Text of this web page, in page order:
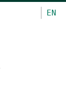
EN